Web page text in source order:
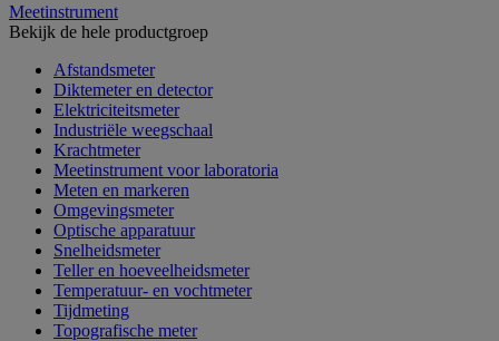
Meetinstrument
Bekijk de hele productgroep
Afstandsmeter
Diktemeter en detector
Elektriciteitsmeter
Industriële weegschaal
Krachtmeter
Meetinstrument voor laboratoria
Meten en markeren
Omgevingsmeter
Optische apparatuur
Snelheidsmeter
Teller en hoeveelheidsmeter
Temperatuur- en vochtmeter
Tijdmeting
Topografische meter